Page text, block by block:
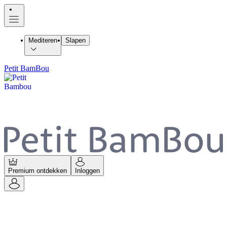
Mediteren Slapen
Petit BamBou
Premium ontdekken Inloggen